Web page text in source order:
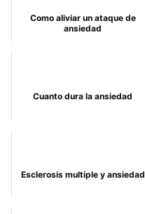
Como aliviar un ataque de
ansiedad
Cuanto dura la ansiedad
Esclerosis multiple y ansiedad